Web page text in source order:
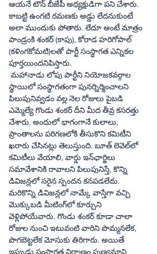
ఆయనే టౌన్‌ బీజేపీ అధ్యక్షుడిగా పని చేశారు.
కాబట్టి ఉంగటి రమణకు అడ్డు లేదనుకుంటే
అలా ముందుకు పోతారు. లేదూ అంటే మాత్రం
పాండ్రంకి శంకర్‌ (కాపు), కోరాడ హరిగోపాల్‌
(కళింగకోమటి)లతో పార్టీ సంస్థాగత ఎన్నికల
పూర్తయిందనిపిస్తారు.
స్థాయిలో సంస్థాగతంగా పునర్నిర్మించాలని
పిలుపునివ్వడం వల్ల నెల రోజులు పైబడి
ఎమ్మెల్యే గొండు శంకర్‌ దీని మీద తీవ్ర కసరత్తు
చేశారు. అందులో భాగంగానే కులాలు,
ప్రాంతాలను పరిగణలోకి తీసుకొని కమిటీని
ఖరారు చేసినట్లు తెలుస్తుంది. బూత్‌ లెవెల్‌లో
కమిటీలు వేయాలి, వార్డు ఇన్‌ఛార్జిలు
సమావేశానికి రావాలని పిలుపునిస్తే, కొన్ని
డివిజన్లలో సరైన స్పందన కనపడలేదు.
మరికొన్ని డివిజన్లలో నామ్కే వాస్తేగా వచ్చి
మొక్కుబడి మీటింగ్‌లో కూర్చుని
వెళ్లిపోయేవారు. గొండు శంకర్‌ కూడా చాలా
రోజుల నుంచి ఇటువంటి వారిని పొమ్మనలేక,
పొగబెట్టలేక మోసుకు తిరిగారు. అయితే
ఇప్పుడు సంస్థాగత నిర్మాణం పుణ్యమాని